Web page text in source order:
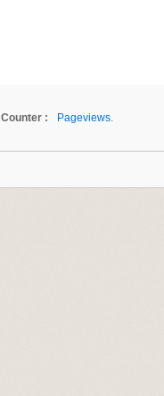
Counter :
Pageviews.